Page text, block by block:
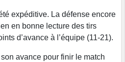
expéditive. La défense encore
en bonne lecture des tirs
d’avance à l’équipe (11-21).
avance pour finir le match